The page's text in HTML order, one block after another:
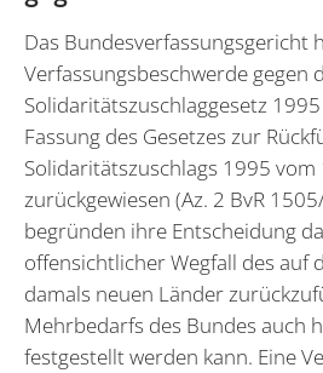
Das Bundesverfassungsgericht
Verfassungsbeschwerde gegen
Solidaritätszuschlaggesetz
Fassung des Gesetzes zur
Solidaritätszuschlags 1995
zurückgewiesen (Az. 2 BvR
begründen ihre Entscheidung
offensichtlicher Wegfall des auf
damals neuen Länder
Mehrbedarfs des Bundes auch
festgestellt werden kann. Eine